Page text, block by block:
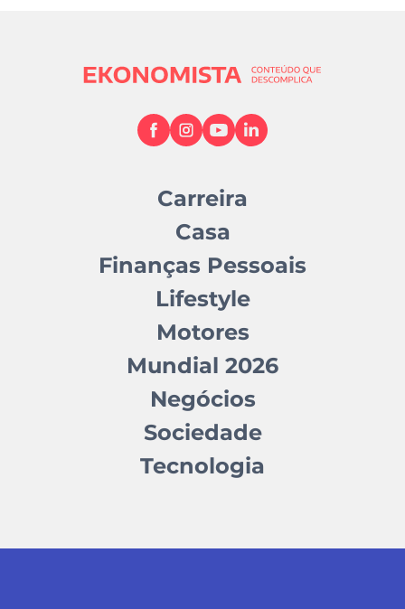
Carreira
Casa
Finanças Pessoais
Lifestyle
Motores
Mundial 2026
Negócios
Sociedade
Tecnologia